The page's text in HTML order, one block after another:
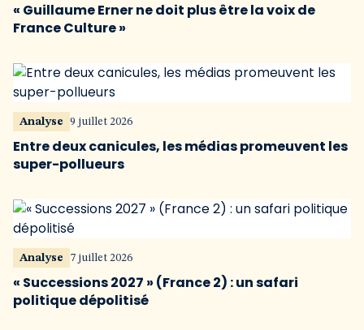
« Guillaume Erner ne doit plus être la voix de
France Culture »
Analyse 9 juillet 2026
Entre deux canicules, les médias promeuvent les
super-pollueurs
Analyse 7 juillet 2026
« Successions 2027 » (France 2) : un safari
politique dépolitisé